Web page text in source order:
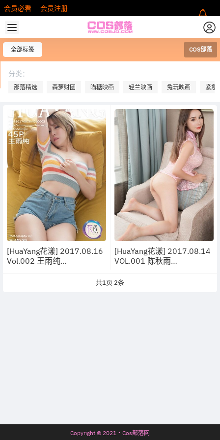
会员必看 会员注册
全部标签 COS部落
分类：
部落精选 森萝财团 喵糖映画 轻兰映画 兔玩映画 紧急
[HuaYang花漾] 2017.08.16
Vol.002 王雨纯
[HuaYang花漾] 2017.08.14
VOL.001 陈秋雨
共1页 2条
Copyright © 2021・Cos部落网